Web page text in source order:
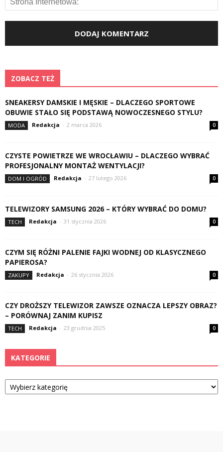
ZOBACZ TEŻ
SNEAKERSY DAMSKIE I MĘSKIE – DLACZEGO SPORTOWE
OBUWIE STAŁO SIĘ PODSTAWĄ NOWOCZESNEGO STYLU?
MODA Redakcja - 2 marca 2026 0
CZYSTE POWIETRZE WE WROCŁAWIU – DLACZEGO WYBRAĆ
PROFESJONALNY MONTAŻ WENTYLACJI?
DOM I OGRÓD Redakcja - 27 lutego 2026 0
TELEWIZORY SAMSUNG 2026 – KTÓRY WYBRAĆ DO DOMU?
TECH Redakcja - 31 stycznia 2026 0
CZYM SIĘ RÓŻNI PALENIE FAJKI WODNEJ OD KLASYCZNEGO
PAPIEROSA?
ZAKUPY Redakcja - 26 stycznia 2026 0
CZY DROŻSZY TELEWIZOR ZAWSZE OZNACZA LEPSZY OBRAZ?
– PORÓWNAJ ZANIM KUPISZ
TECH Redakcja - 23 grudnia 2025 0
KATEGORIE
Kategorie